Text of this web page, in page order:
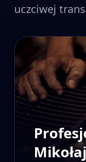
uczciwej